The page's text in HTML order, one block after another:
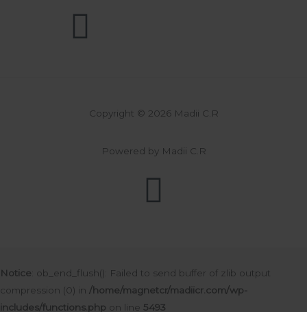
Copyright © 2026 Madii C.R
Powered by Madii C.R
Notice : ob_end_flush(): Failed to send buffer of zlib output
compression (0) in /home/magnetcr/madiicr.com/wp-
includes/functions.php on line 5493